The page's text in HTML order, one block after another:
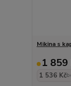
Mikina s
1 859
1 536 Kč